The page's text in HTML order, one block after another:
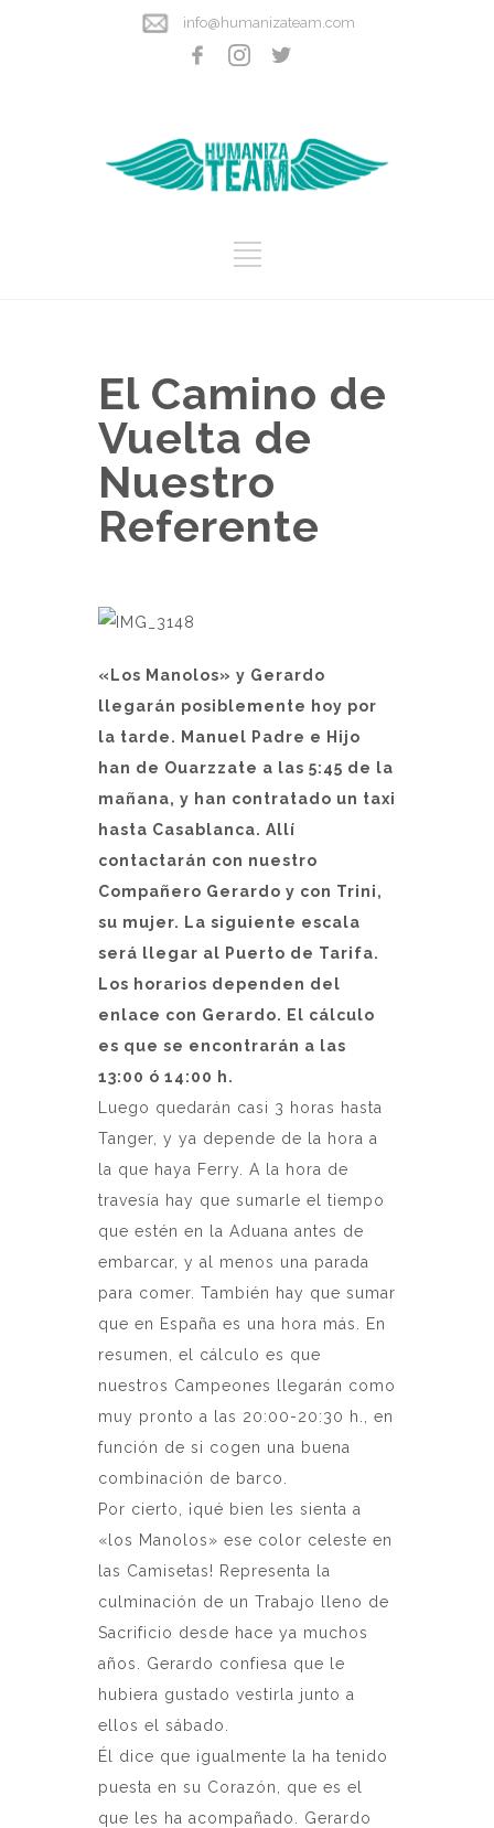
info@humanizateam.com
El Camino de
Vuelta de
Nuestro
Referente
«Los Manolos» y Gerardo
llegarán posiblemente hoy por
la tarde. Manuel Padre e Hijo
han de Ouarzzate a las 5:45 de la
mañana, y han contratado un taxi
hasta Casablanca. Allí
contactarán con nuestro
Compañero Gerardo y con Trini,
su mujer. La siguiente escala
será llegar al Puerto de Tarifa.
Los horarios dependen del
enlace con Gerardo. El cálculo
es que se encontrarán a las
13:00 ó 14:00 h.
Luego quedarán casi 3 horas hasta
Tanger, y ya depende de la hora a
la que haya Ferry. A la hora de
travesía hay que sumarle el tiempo
que estén en la Aduana antes de
embarcar, y al menos una parada
para comer. También hay que sumar
que en España es una hora más. En
resumen, el cálculo es que
nuestros Campeones llegarán como
muy pronto a las 20:00-20:30 h., en
función de si cogen una buena
combinación de barco.
Por cierto, ¡qué bien les sienta a
«los Manolos» ese color celeste en
las Camisetas! Representa la
culminación de un Trabajo lleno de
Sacrificio desde hace ya muchos
años. Gerardo confiesa que le
hubiera gustado vestirla junto a
ellos el sábado.
Él dice que igualmente la ha tenido
puesta en su Corazón, que es el
que les ha acompañado. Gerardo